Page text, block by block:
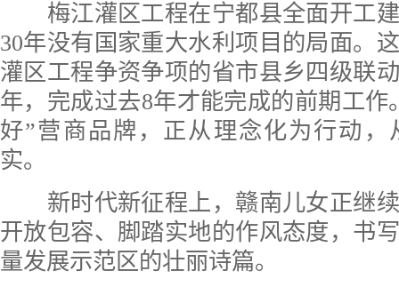
梅江灌区工程在宁都县全面开工建
30年没有国家重大水利项目的局面。
灌区工程争资争项的省市县乡四级联
年，完成过去8年才能完成的前期工作
好”营商品牌，正从理念化为行动，
实。
新时代新征程上，赣南儿女正继续
开放包容、脚踏实地的作风态度，书
量发展示范区的壮丽诗篇。